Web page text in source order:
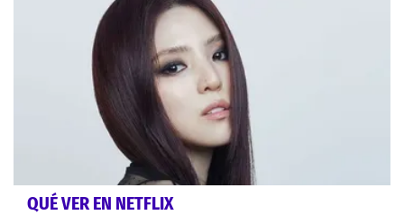
QUÉ VER EN NETFLIX